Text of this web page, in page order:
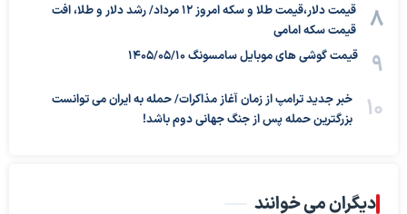
قیمت دلار،قیمت طلا و سکه امروز ۱۲ مرداد/ رشد دلار و طلا، افت
قیمت سکه امامی
قیمت گوشی های موبایل سامسونگ 1405/05/10
خبر جدید ترامپ از زمان آغاز مذاکرات/ حمله به ایران می توانست
بزرگترین حمله پس از جنگ جهانی دوم باشد!
دیگران می خوانند